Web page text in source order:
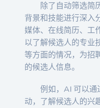
除了自动筛选简
背景和技能进行深入
媒体、在线简历、工
以了解候选人的专业
等方面的情况，为招
的候选人信息。
例如，AI 可以
动，了解候选人的兴